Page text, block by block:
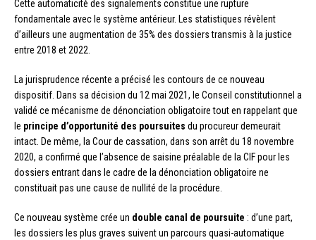
Cette automaticité des signalements constitue une rupture
fondamentale avec le système antérieur. Les statistiques révèlent
d’ailleurs une augmentation de 35% des dossiers transmis à la justice
entre 2018 et 2022.
La jurisprudence récente a précisé les contours de ce nouveau
dispositif. Dans sa décision du 12 mai 2021, le Conseil constitutionnel a
validé ce mécanisme de dénonciation obligatoire tout en rappelant que
le principe d’opportunité des poursuites du procureur demeurait
intact. De même, la Cour de cassation, dans son arrêt du 18 novembre
2020, a confirmé que l’absence de saisine préalable de la CIF pour les
dossiers entrant dans le cadre de la dénonciation obligatoire ne
constituait pas une cause de nullité de la procédure.
Ce nouveau système crée un double canal de poursuite : d’une part,
les dossiers les plus graves suivent un parcours quasi-automatique